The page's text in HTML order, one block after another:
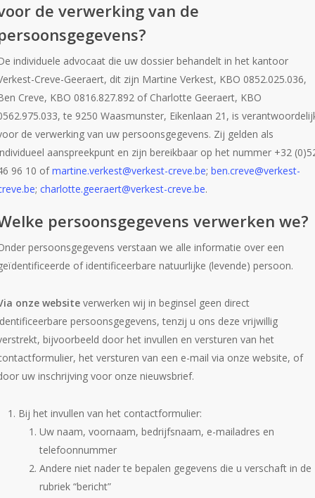
de verwerking van de
individuele advocaat die uw dossier behandelt in het kantoor
Creve-Geeraert, dit zijn Martine Verkest, KBO 0852.025.036,
Creve, KBO 0816.827.892 of Charlotte Geeraert, KBO
te 9250 Waasmunster, Eikenlaan 21, is
de verwerking van uw persoonsgegevens. Zij gelden als
aanspreekpunt en zijn bereikbaar op het nummer +32
96 10 ofmartine.verkest@verkest-creve.be; ben.creve@verkest-
; charlotte.geeraert@verkest-creve.be.
persoonsgegevens verwerken we?
persoonsgegevens verstaan we alle informatie over een
of identificeerbare natuurlijke (levende) persoon.
onze websiteverwerken wij in beginsel geen direct
persoonsgegevens, tenzij u ons deze vrijwillig
bijvoorbeeld door het invullen en versturen van het
het versturen van een e-mail via onze website, of
uw inschrijving voor onze nieuwsbrief.
Bij het invullen van het contactformulier:
Uw naam, voornaam, bedrijfsnaam, e-mailadres en
telefoonnummer
Andere niet nader te bepalen gegevens die u verschaft in de
rubriek “bericht”